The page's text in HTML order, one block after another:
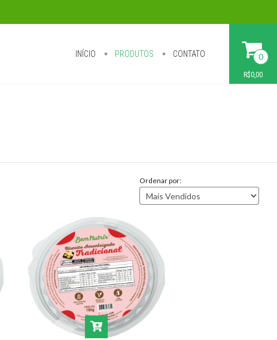
INÍCIO PRODUTOS CONTATO 0
R$0,00
Ordenar por: